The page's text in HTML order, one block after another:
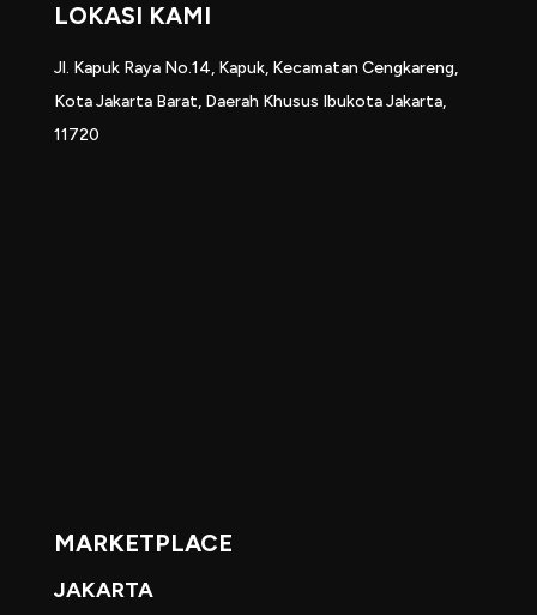
LOKASI KAMI
Jl. Kapuk Raya No.14, Kapuk, Kecamatan Cengkareng,
Kota Jakarta Barat, Daerah Khusus Ibukota Jakarta,
11720
MARKETPLACE
JAKARTA